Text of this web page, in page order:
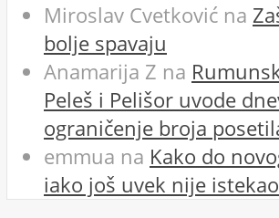
Miroslav Cvetković na
bolje spavaju
Anamarija Z na
Peleš i Pelišor uvode
ograničenje broja
emmua na Kako do
iako još uvek nije istekao